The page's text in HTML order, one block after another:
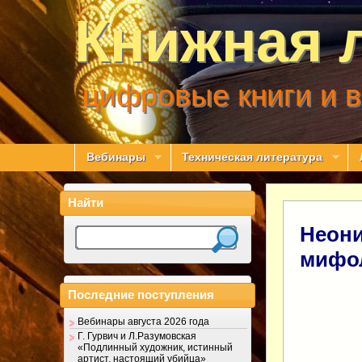
Книжная
цифровые книги и
Вебинары Техническая литература
Найти
Последние поступления
Вебинары августа 2026 года
Г. Гурвич и Л.Разумовская
«Подлинный художник, истинный
артист, настоящий убийца»